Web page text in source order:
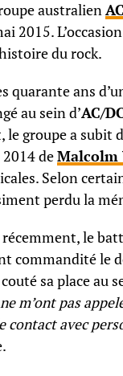
australien
2015.
du rock.
quarante ans
au sein d’AC/
le groupe a subit
deMalcolm
Selon
perdu la
récemment, le
commandité le
sa place au
m’ont pas
contact avec